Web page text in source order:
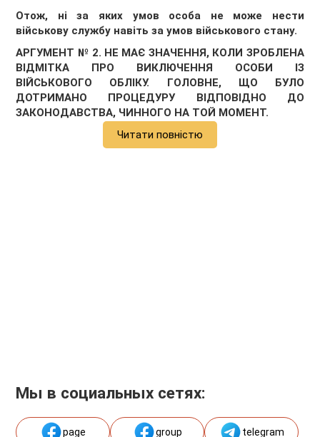
Отож, ні за яких умов особа не може нести
військову службу навіть за умов військового стану.
АРГУМЕНТ № 2. НЕ МАЄ ЗНАЧЕННЯ, КОЛИ ЗРОБЛЕНА
ВІДМІТКА ПРО ВИКЛЮЧЕННЯ ОСОБИ ІЗ
ВІЙСЬКОВОГО ОБЛІКУ. ГОЛОВНЕ, ЩО БУЛО
ДОТРИМАНО ПРОЦЕДУРУ ВІДПОВІДНО ДО
ЗАКОНОДАВСТВА, ЧИННОГО НА ТОЙ МОМЕНТ.
Читати повністю
Мы в социальных сетях:
page group telegram